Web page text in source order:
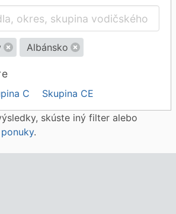
Albánsko
C Skupina CE
skúste iný filter alebo
.